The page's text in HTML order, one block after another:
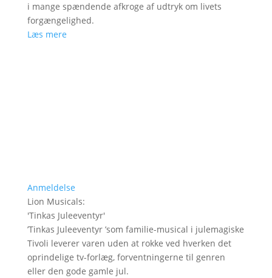
i mange spændende afkroge af udtryk om livets
forgængelighed.
Læs mere
Anmeldelse
Lion Musicals:
'Tinkas Juleeventyr'
’Tinkas Juleeventyr ’som familie-musical i julemagiske
Tivoli leverer varen uden at rokke ved hverken det
oprindelige tv-forlæg, forventningerne til genren
eller den gode gamle jul.